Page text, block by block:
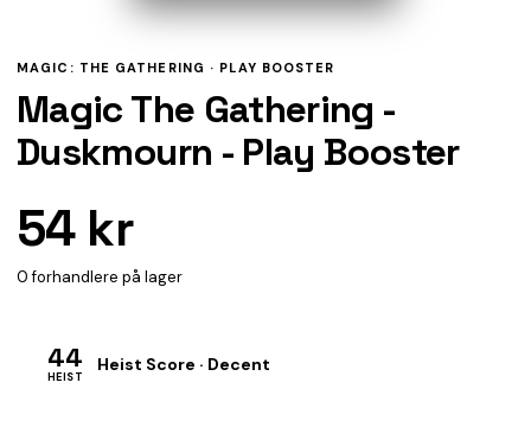
MAGIC: THE GATHERING · PLAY BOOSTER
Magic The Gathering -
Duskmourn - Play Booster
54 kr
0 forhandlere på lager
44
HEIST
Heist Score · Decent